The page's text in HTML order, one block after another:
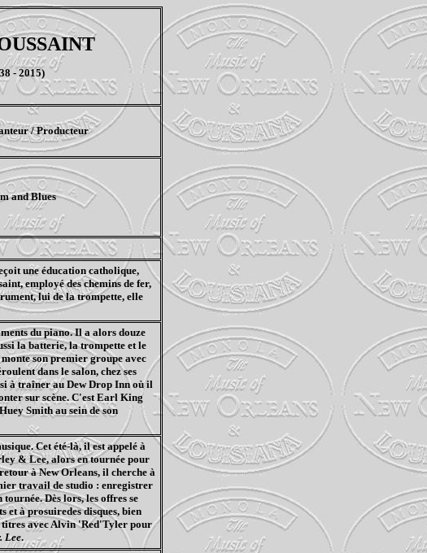
- 2015)
/ Producteur
and Blues
une éducation catholique,
employé des chemins de fer,
lui de la trompette, elle
du piano. Il a alors douze
la batterie, la trompette et le
son premier groupe avec
dans le salon, chez ses
à traîner au DewDrop Inn où il
sur scène. C'est Earl King
Smith au sein de son
. Cetété-là, il est appelé à
& Lee, alors en tournée pour
à NewOrleans, il cherche à
travail de studio : enregistrer
Dès lors, les offres se
et àprosuiredesdisques, bien
avec Alvin 'Red'Tylerpour
Lee.